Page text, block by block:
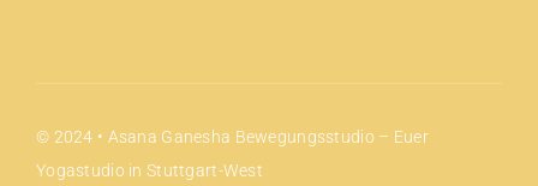
© 2024 • Asana Ganesha Bewegungsstudio – Euer
Yogastudio in Stuttgart-West